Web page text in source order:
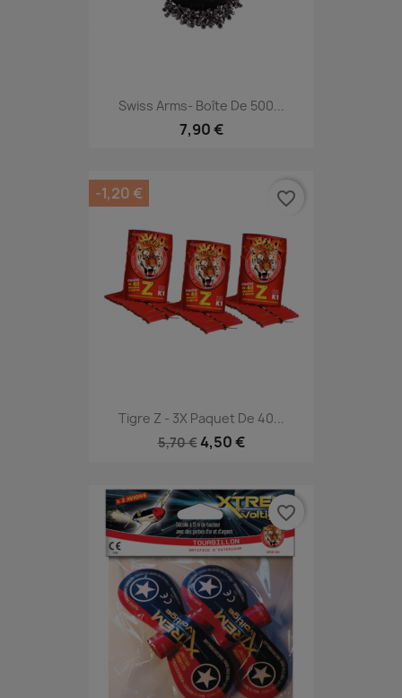
Swiss Arms- Boîte De 500...
7,90 €
Tigre Z - 3X Paquet De 40...
5,70 € 4,50 €
-1,20 € favorite_border
favorite_border